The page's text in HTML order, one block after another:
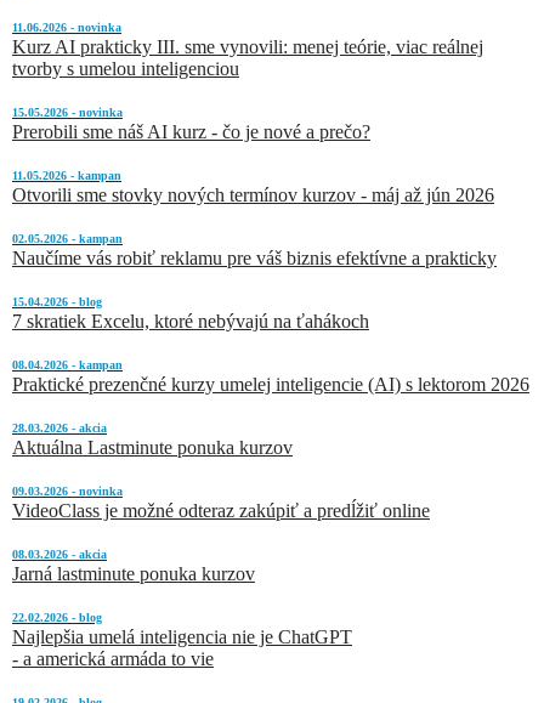
11.06.2026 - novinka
Kurz AI prakticky III. sme vynovili: menej teórie, viac reálnej
tvorby s umelou inteligenciou
15.05.2026 - novinka
Prerobili sme náš AI kurz - čo je nové a prečo?
11.05.2026 - kampan
Otvorili sme stovky nových termínov kurzov - máj až jún 2026
02.05.2026 - kampan
Naučíme vás robiť reklamu pre váš biznis efektívne a prakticky
15.04.2026 - blog
7 skratiek Excelu, ktoré nebývajú na ťahákoch
08.04.2026 - kampan
Praktické prezenčné kurzy umelej inteligencie (AI) s lektorom 2026
28.03.2026 - akcia
Aktuálna Lastminute ponuka kurzov
09.03.2026 - novinka
VideoClass je možné odteraz zakúpiť a predĺžiť online
08.03.2026 - akcia
Jarná lastminute ponuka kurzov
22.02.2026 - blog
Najlepšia umelá inteligencia nie je ChatGPT
- a americká armáda to vie